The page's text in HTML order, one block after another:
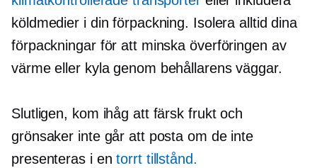
köldmedier i din förpackning. Isolera alltid dina
förpackningar för att minska överföringen av
värme eller kyla genom behållarens väggar.
Slutligen, kom ihåg att färsk frukt och
grönsaker inte går att posta om de inte
presenteras i entorrt tillstånd.